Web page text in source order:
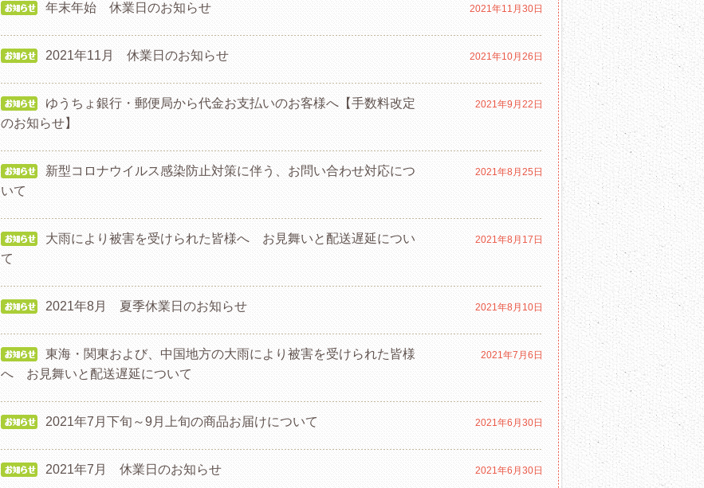
年末年始 休業日のお知らせ 2021年11月30日
2021年11月 休業日のお知らせ 2021年10月26日
ゆうちょ銀行・郵便局から代金お支払いのお客様へ【手数料改定
のお知らせ】
2021年9月22日
新型コロナウイルス感染防止対策に伴う、お問い合わせ対応につ
いて
2021年8月25日
大雨により被害を受けられた皆様へ お見舞いと配送遅延につい
て
2021年8月17日
2021年8月 夏季休業日のお知らせ 2021年8月10日
東海・関東および、中国地方の大雨により被害を受けられた皆様
へ お見舞いと配送遅延について
2021年7月6日
2021年7月下旬～9月上旬の商品お届けについて 2021年6月30日
2021年7月 休業日のお知らせ 2021年6月30日